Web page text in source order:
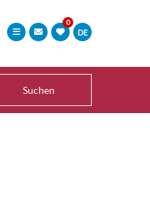
DE
Suchen